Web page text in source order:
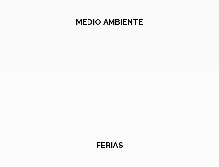
MEDIO AMBIENTE
FERIAS